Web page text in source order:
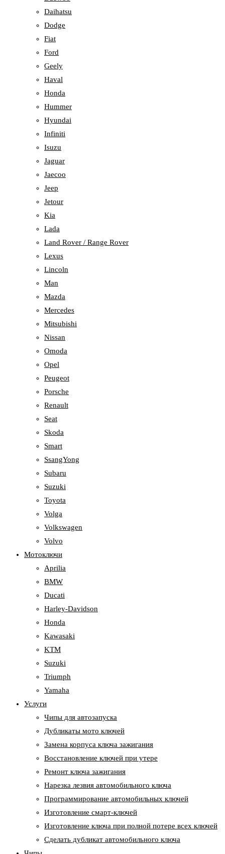
Daihatsu
Dodge
Fiat
Ford
Geely
Haval
Honda
Hummer
Hyundai
Infiniti
Isuzu
Jaguar
Jaecoo
Jeep
Jetour
Kia
Lada
Land Rover / Range Rover
Lexus
Lincoln
Man
Mazda
Mercedes
Mitsubishi
Nissan
Omoda
Opel
Peugeot
Porsche
Renault
Seat
Skoda
Smart
SsangYong
Subaru
Suzuki
Toyota
Volga
Volkswagen
Volvo
Мотоключи
Aprilia
BMW
Ducati
Harley-Davidson
Honda
Kawasaki
KTM
Suzuki
Triumph
Yamaha
Услуги
Чипы для автозапуска
Дубликаты мото ключей
Замена корпуса ключа зажигания
Восстановление ключей при утере
Ремонт ключа зажигания
Нарезка лезвия автомобильного ключа
Программирование автомобильных ключей
Изготовление смарт-ключей
Изготовление ключа при полной потере всех ключей
Cделать дубликат автомобильного ключа